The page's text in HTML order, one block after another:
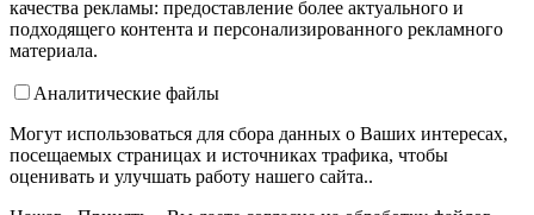
качества рекламы: предоставление более актуального и
подходящего контента и персонализированного рекламного
материала.
Аналитические файлы
Могут использоваться для сбора данных о Ваших интересах,
посещаемых страницах и источниках трафика, чтобы
оценивать и улучшать работу нашего сайта..